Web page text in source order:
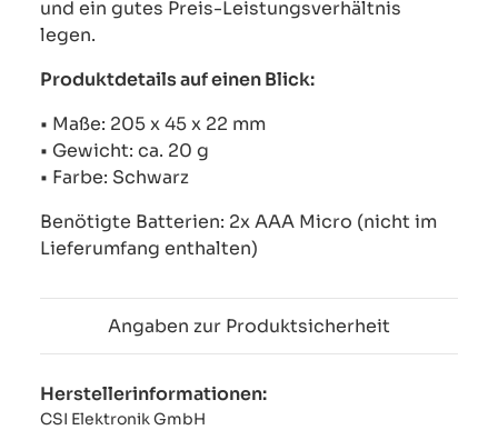
und ein gutes Preis-Leistungsverhältnis
legen.
Produktdetails auf einen Blick:
• Maße: 205 x 45 x 22 mm
• Gewicht: ca. 20 g
• Farbe: Schwarz
Benötigte Batterien: 2x AAA Micro (nicht im
Lieferumfang enthalten)
Angaben zur Produktsicherheit
Herstellerinformationen:
CSI Elektronik GmbH